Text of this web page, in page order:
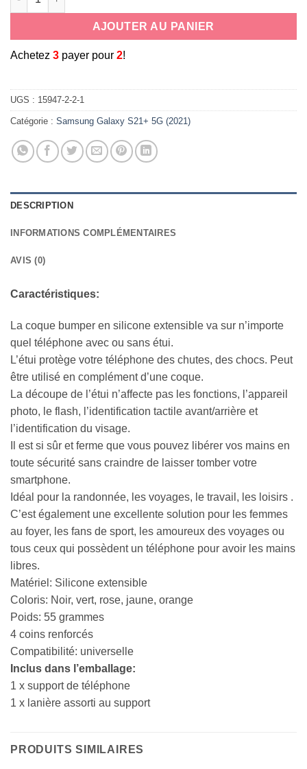
AJOUTER AU PANIER
Achetez 3 payer pour 2!
UGS : 15947-2-2-1
Catégorie : Samsung Galaxy S21+ 5G (2021)
DESCRIPTION
INFORMATIONS COMPLÉMENTAIRES
AVIS (0)
Caractéristiques:
La coque bumper en silicone extensible va sur n’importe
quel téléphone avec ou sans étui.
L’étui protège votre téléphone des chutes, des chocs. Peut
être utilisé en complément d’une coque.
La découpe de l’étui n’affecte pas les fonctions, l’appareil
photo, le flash, l’identification tactile avant/arrière et
l’identification du visage.
Il est si sûr et ferme que vous pouvez libérer vos mains en
toute sécurité sans craindre de laisser tomber votre
smartphone.
Idéal pour la randonnée, les voyages, le travail, les loisirs .
C’est également une excellente solution pour les femmes
au foyer, les fans de sport, les amoureux des voyages ou
tous ceux qui possèdent un téléphone pour avoir les mains
libres.
Matériel: Silicone extensible
Coloris: Noir, vert, rose, jaune, orange
Poids: 55 grammes
4 coins renforcés
Compatibilité: universelle
Inclus dans l’emballage:
1 x support de téléphone
1 x lanière assorti au support
PRODUITS SIMILAIRES